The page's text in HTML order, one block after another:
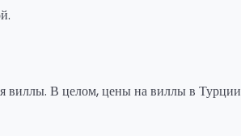
виллы. В целом, цены на виллы в Турции